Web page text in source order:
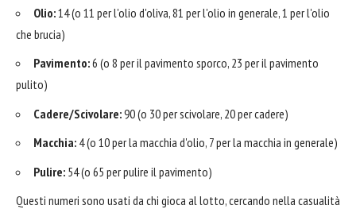
Olio:14 (o 11 per l'olio d'oliva, 81 per l'olio in generale, 1 per l'olio
che brucia)
Pavimento:6 (o 8 per il pavimento sporco, 23 per il pavimento
pulito)
Cadere/Scivolare:90 (o 30 per scivolare, 20 per cadere)
Macchia: 4 (o 10 per la macchia d'olio, 7 per la macchia in generale)
Pulire: 54 (o 65 per pulire il pavimento)
Questi numeri sono usati da chi gioca al lotto, cercando nella casualità